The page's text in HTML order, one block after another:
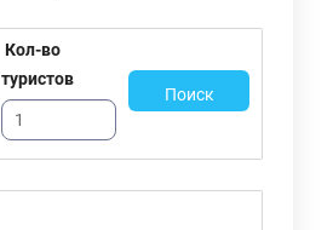
Кол-во
туристов
Поиск